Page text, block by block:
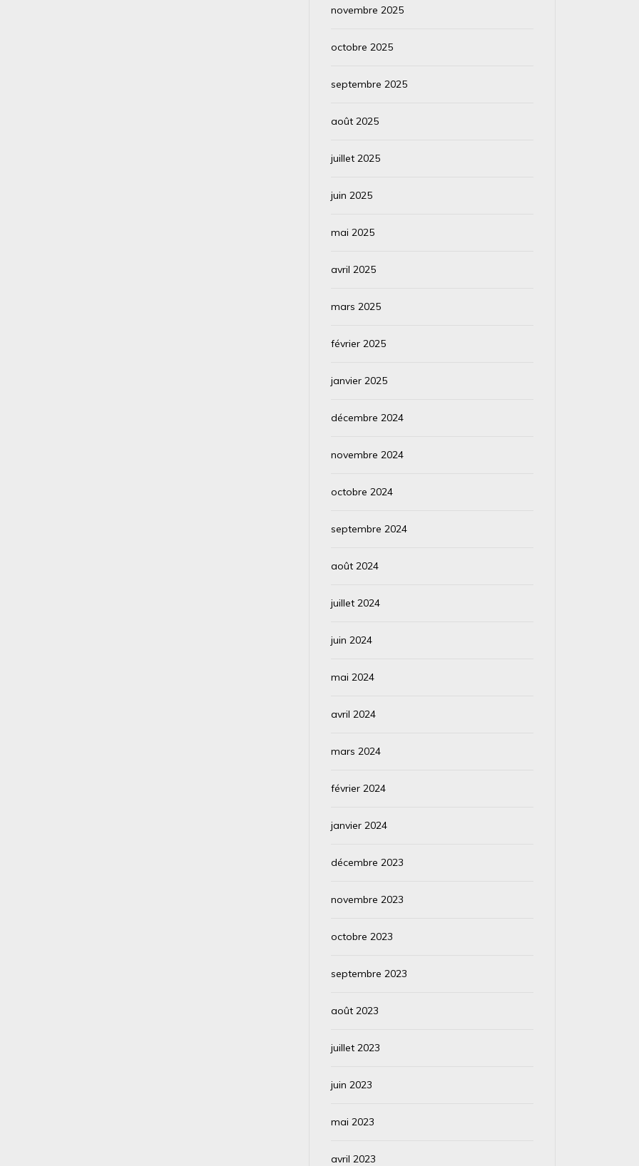
novembre 2025
octobre 2025
septembre 2025
août 2025
juillet 2025
juin 2025
mai 2025
avril 2025
mars 2025
février 2025
janvier 2025
décembre 2024
novembre 2024
octobre 2024
septembre 2024
août 2024
juillet 2024
juin 2024
mai 2024
avril 2024
mars 2024
février 2024
janvier 2024
décembre 2023
novembre 2023
octobre 2023
septembre 2023
août 2023
juillet 2023
juin 2023
mai 2023
avril 2023